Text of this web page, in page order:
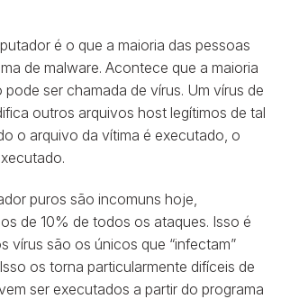
é o que a maioria das pessoas
de malware. Acontece que a maioria
ser chamada de vírus. Um vírus de
outros arquivos host legítimos de tal
o arquivo da vítima é executado, o
puros são incomuns hoje,
de 10% de todos os ataques. Isso é
vírus são os únicos que “infectam”
os torna particularmente difíceis de
ser executados a partir do programa